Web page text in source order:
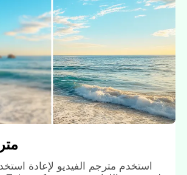
استخدم مترجم الفيديو لإعادة